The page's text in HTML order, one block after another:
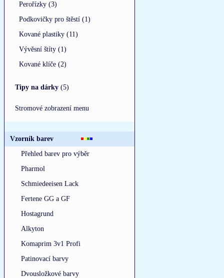
Perořízky (3)
Podkovičky pro štěstí (1)
Kované plastiky (11)
Vývěsní štíty (1)
Kované klíče (2)
Tipy na dárky (5)
Stromové zobrazení menu
Vzorník barev
Přehled barev pro výběr
Pharmol
Schmiedeeisen Lack
Fertene GG a GF
Hostagrund
Alkyton
Komaprim 3v1 Profi
Patinovací barvy
Dvousložkové barvy